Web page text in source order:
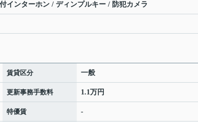
インターホン / ディンプルキー / 防犯カメラ
賃貸区分 一般
更新事務手数料 1.1万円
特優賃 -